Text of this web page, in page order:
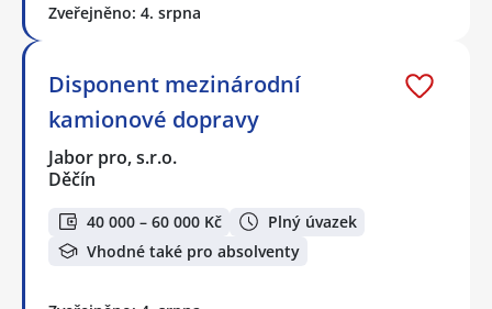
Zveřejněno: 4. srpna
Disponent mezinárodní
kamionové dopravy
Jabor pro, s.r.o.
Děčín
40 000 – 60 000 Kč
Plný úvazek
Vhodné také pro absolventy